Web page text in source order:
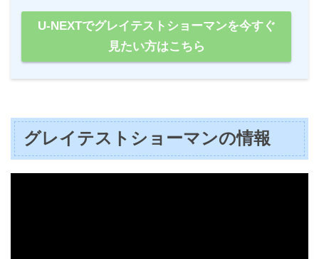
U-NEXTでグレイテストショーマンを今すぐ
見たい方はこちら
グレイテストショーマンの情報